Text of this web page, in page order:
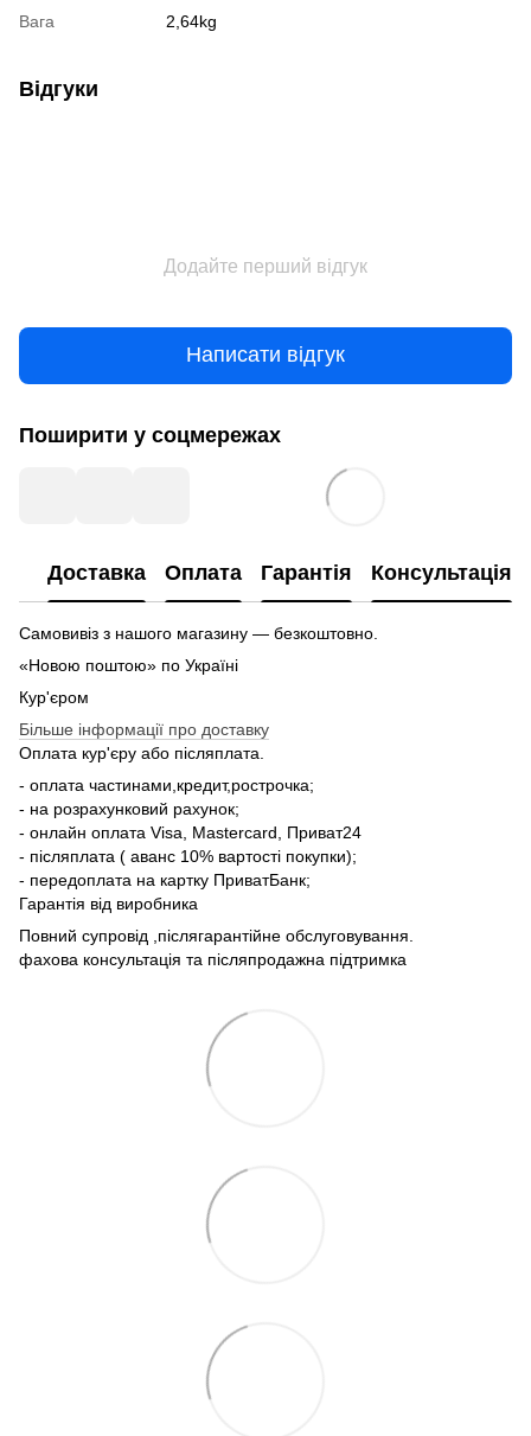
Вага
2,64kg
Відгуки
Додайте перший відгук
Написати відгук
Поширити у соцмережах
Доставка Оплата Гарантія Консультація
Самовивіз з нашого магазину — безкоштовно.
«Новою поштою» по Україні
Кур'єром
Більше інформації про доставку
Оплата кур'єру або післяплата.
- оплата частинами,кредит,рострочка;
- на розрахунковий рахунок;
- онлайн оплата Visa, Mastercard, Приват24
- післяплата ( аванс 10% вартості покупки);
- передоплата на картку ПриватБанк;
Гарантія від виробника
Повний супровід ,післягарантійне обслуговування.
фахова консультація та післяпродажна підтримка